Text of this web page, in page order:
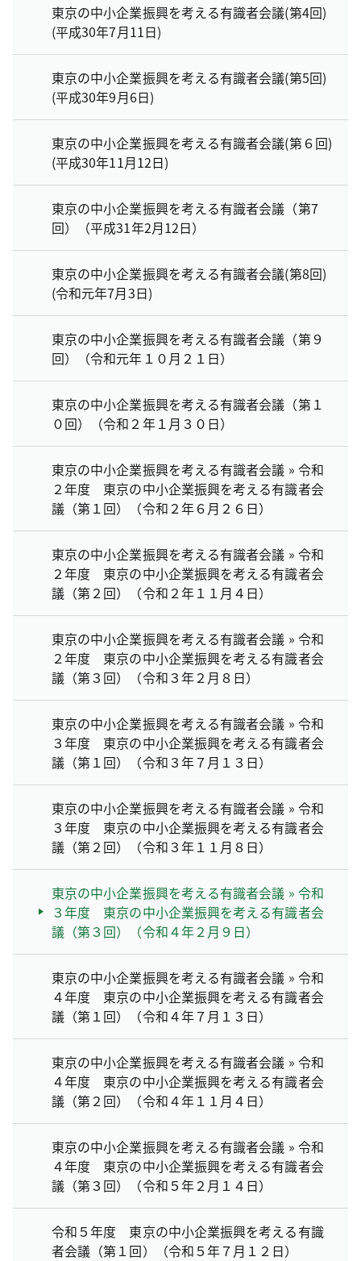
東京の中小企業振興を考える有識者会議(第4回)
(平成30年7月11日)
東京の中小企業振興を考える有識者会議(第5回)
(平成30年9月6日)
東京の中小企業振興を考える有識者会議(第６回)
(平成30年11月12日)
東京の中小企業振興を考える有識者会議（第7
回）（平成31年2月12日）
東京の中小企業振興を考える有識者会議(第8回)
(令和元年7月3日)
東京の中小企業振興を考える有識者会議（第９
回）（令和元年１０月２１日）
東京の中小企業振興を考える有識者会議（第１
０回）（令和２年１月３０日）
東京の中小企業振興を考える有識者会議 » 令和
２年度 東京の中小企業振興を考える有識者会
議（第１回）（令和２年６月２６日）
東京の中小企業振興を考える有識者会議 » 令和
２年度 東京の中小企業振興を考える有識者会
議（第２回）（令和２年１１月４日）
東京の中小企業振興を考える有識者会議 » 令和
２年度 東京の中小企業振興を考える有識者会
議（第３回）（令和３年２月８日）
東京の中小企業振興を考える有識者会議 » 令和
３年度 東京の中小企業振興を考える有識者会
議（第１回）（令和３年７月１３日）
東京の中小企業振興を考える有識者会議 » 令和
３年度 東京の中小企業振興を考える有識者会
議（第２回）（令和３年１１月８日）
東京の中小企業振興を考える有識者会議 » 令和
３年度 東京の中小企業振興を考える有識者会
議（第３回）（令和４年２月９日）
東京の中小企業振興を考える有識者会議 » 令和
４年度 東京の中小企業振興を考える有識者会
議（第１回）（令和４年７月１３日）
東京の中小企業振興を考える有識者会議 » 令和
４年度 東京の中小企業振興を考える有識者会
議（第２回）（令和４年１１月４日）
東京の中小企業振興を考える有識者会議 » 令和
４年度 東京の中小企業振興を考える有識者会
議（第３回）（令和５年２月１４日）
令和５年度 東京の中小企業振興を考える有識
者会議（第１回）（令和５年７月１２日）